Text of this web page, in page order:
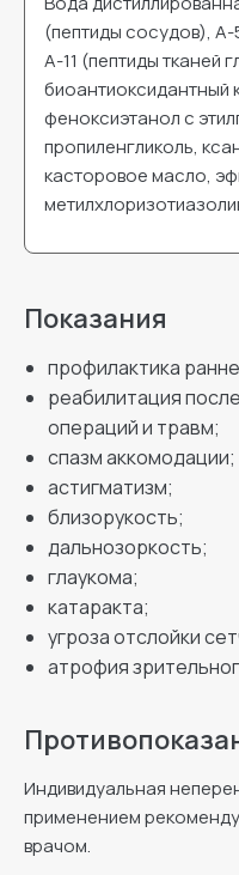
(пептиды сосудов),
А-11 (пептиды тканей
биоантиоксидантный
феноксиэтанол с
пропиленгликоль,
касторовое масло,
Показания
профилактика
реабилитация
операций и травм;
спазм аккомодации;
астигматизм;
близорукость;
дальнозоркость;
глаукома;
катаракта;
угроза отслойки
атрофия
Индивидуальная
применением
врачом.